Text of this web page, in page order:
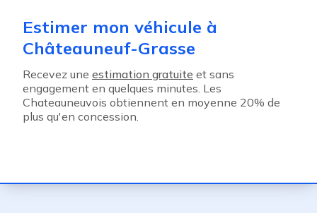
Estimer mon véhicule à
Châteauneuf-Grasse
Recevez une estimation gratuite et sans
engagement en quelques minutes. Les
Chateauneuvois obtiennent en moyenne 20% de
plus qu'en concession.